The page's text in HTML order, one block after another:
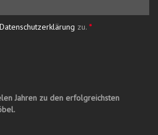
Datenschutzerklärung zu. *
Jahren zu den erfolgreichsten